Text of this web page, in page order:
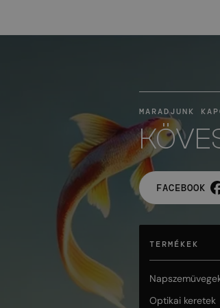
MARADJUNK
FACEBOOK
TERMÉKEK
Optikai keretek